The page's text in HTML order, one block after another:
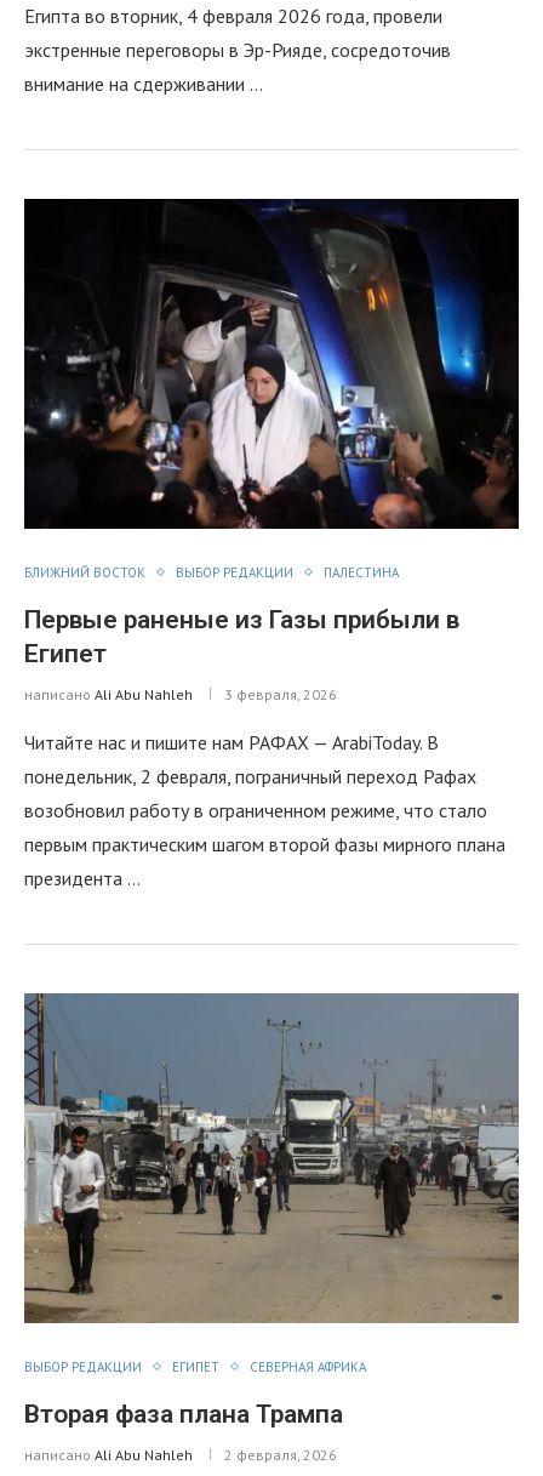
Египта во вторник, 4 февраля 2026 года, провели
экстренные переговоры в Эр-Рияде, сосредоточив
внимание на сдерживании …
БЛИЖНИЙ ВОСТОК ВЫБОР РЕДАКЦИИ ПАЛЕСТИНА
Первые раненые из Газы прибыли в
Египет
написано Ali Abu Nahleh 3 февраля, 2026
Читайте нас и пишите нам РАФАХ — ArabiToday. В
понедельник, 2 февраля, пограничный переход Рафах
возобновил работу в ограниченном режиме, что стало
первым практическим шагом второй фазы мирного плана
президента …
ВЫБОР РЕДАКЦИИ ЕГИПЕТ СЕВЕРНАЯ АФРИКА
Вторая фаза плана Трампа
написано Ali Abu Nahleh 2 февраля, 2026